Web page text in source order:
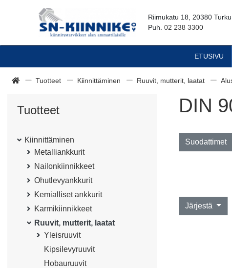
Riimukatu 18, 20380 Turku
Puh. 02 238 3300
ETUSIVU
Tuotteet Kiinnittäminen Ruuvit, mutterit, laatat
Tuotteet
Kiinnittäminen
Metalliankkurit
Nailonkiinnikkeet
Ohutlevyankkurit
Kemialliset ankkurit
Karmikiinnikkeet
Ruuvit, mutterit, laatat
Yleisruuvit
Kipsilevyruuvit
Hobauruuvit
DIN
Suodattimet
Järjestä